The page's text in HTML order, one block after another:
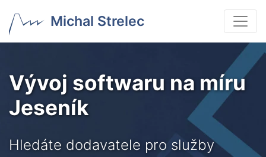
Michal Strelec
Vývoj softwaru na míru
Jeseník
Hledáte dodavatele pro služby